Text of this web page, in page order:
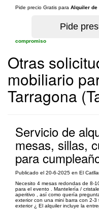
Pide precio Gratis para Alquiler de
compromiso
Otras
mobiliario
Tarragona
Servicio de
mesas, sillas,
para
Publicado el 20-6-2025 en El
Necesito 4 mesas redondas de 8-
para el evento . Mantelería /
aperitivo , así como quería
exterior con una mini barra con 2-
exterior ¿ El alquiler incluye la